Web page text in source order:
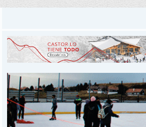
INICIO
PROVINCIALES
DEPORTES
POLICIALES
I-DIARIO
MÁS